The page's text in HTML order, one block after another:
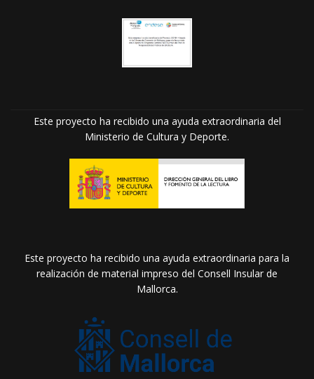
Este proyecto ha recibido una ayuda extraordinaria del
Ministerio de Cultura y Deporte.
Este proyecto ha recibido una ayuda extraordinaria para la
realización de material impreso del Consell Insular de
Mallorca.